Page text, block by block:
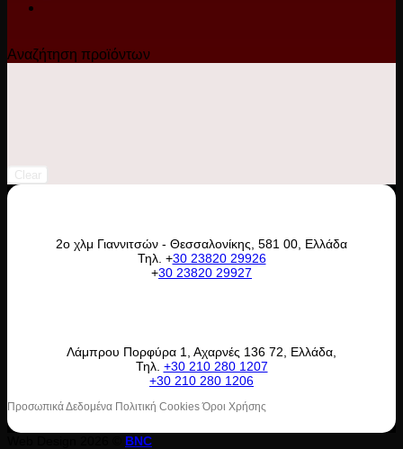
Αναζήτηση προϊόντων
Clear
2ο χλμ Γιαννιτσών - Θεσσαλονίκης, 581 00, Ελλάδα
Τηλ. +30 23820 29926
+30 23820 29927
Λάμπρου Πορφύρα 1, Αχαρνές 136 72, Ελλάδα,
Τηλ. +30 210 280 1207
+30 210 280 1206
Προσωπικά Δεδομένα Πολιτική Cookies Όροι Χρήσης
BNC